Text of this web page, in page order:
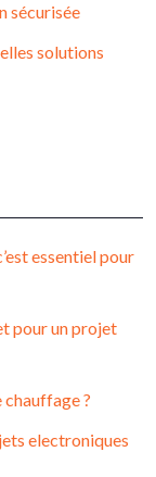
sécurisée
solutions
essentiel pour
pour un projet
?
electroniques